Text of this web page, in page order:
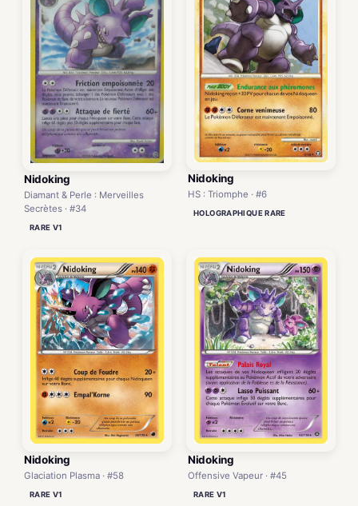
Nidoking
Diamant & Perle : Merveilles
Secrètes · #34
RARE V1
Nidoking
HS : Triomphe · #6
HOLOGRAPHIQUE RARE
Nidoking
Glaciation Plasma · #58
RARE V1
Nidoking
Offensive Vapeur · #45
RARE V1